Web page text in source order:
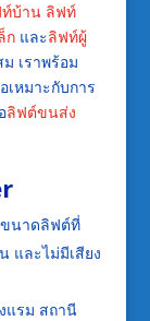
บ้าน ลิฟท์
กและลิฟท์ผู้
เราพร้อม
หมาะกับการ
ลิฟต์ขนส่ง
นาดลิฟต์ที่
และไม่มีเสียง
แรม สถานี